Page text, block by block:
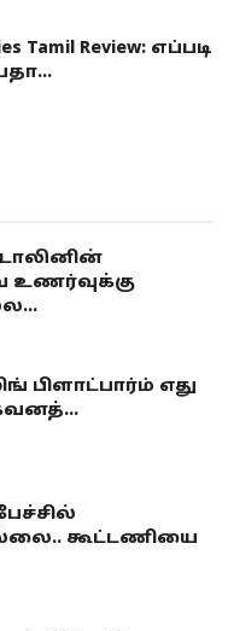
Tamil Review: எப்படி
உணர்வுக்கு
பிளாட்பார்ம் எது
கவனத்...
கூட்டணியை